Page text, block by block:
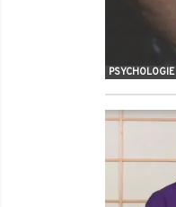
PSYCHOLOGIE